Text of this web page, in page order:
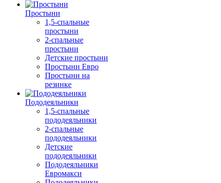
Простыни
1,5-спальные
простыни
2-спальные
простыни
Детские простыни
Простыни Евро
Простыни на
резинке
Пододеяльники
1,5-спальные
пододеяльники
2-спальные
пододеяльники
Детские
пододеяльники
Пододеяльники
Евромакси